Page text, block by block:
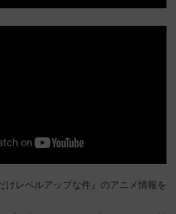
けレベルアップな件』のアニメ情報を